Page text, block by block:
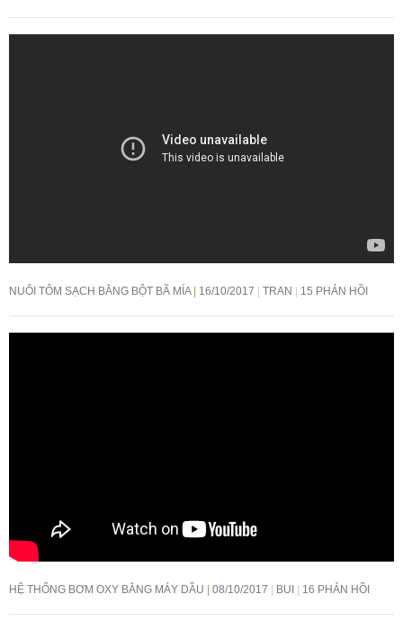
NUÔI TÔM SẠCH BẰNG BỘT BÃ MÍA 16/10/2017 TRAN 15 PHẢN HỒI
HỆ THỐNG BƠM OXY BẰNG MÁY DẦU 08/10/2017 BUI 16 PHẢN HỒI